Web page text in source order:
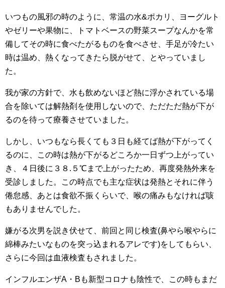
いつもの風邪の時のように、常温の水&ポカリ、ヨーグルト
やゼリーや果物に、トマトベースの野菜スープなんかを常
備してその時に食べたがるものを食べさせ、手足が冷たい
時は温め、熱くなってきたら脱がせて、とやっていまし
た。
我が家の方針で、水も飲めないほど熱に浮かされている場
合を除いては解熱剤を使用しないので、ただただ熱が下が
るのを待って療養させていました。
しかし、いつもなら長くても３日も経てば熱が下がってく
るのに、この時は熱が下がるどころか一日ずつ上がってい
き、４日後に３８.５℃まで上がったため、再度発熱外来を
受診しました。この時点でも主な症状は発熱とそれに伴う
倦怠感、あとは食欲不振くらいで、喉の痛みもなければ咳
もありませんでした。
嫌がる次男を説き伏せて、前回と同じ検査(鼻やら喉やらに
綿棒みたいなものを突っ込まれるアレです)をしてもらい、
さらに今回は血液検査もされました。
インフルエンザA・Bも新型コロナも陰性で、この時もまだ